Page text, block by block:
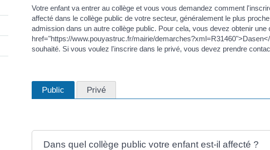
Votre enfant va entrer au collège et vous vous demandez comment
affecté dans le collège public de votre secteur, généralement le plus
admission dans un autre collège public. Pour cela, vous devez obtenir une
href="https://www.pouyastruc.fr/mairie/
souhaité. Si vous voulez l'inscrire dans le privé, vous devez prendre
Public Privé
Dans quel collège public votre enfant est-il affecté ?